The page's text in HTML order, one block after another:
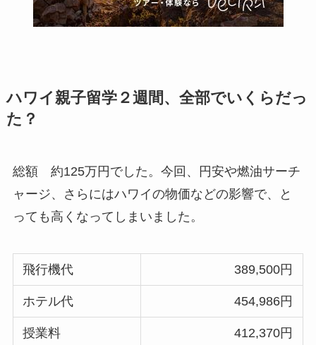
ハワイ親子留学２週間、全部でいくらだっ
た？
総額 約125万円でした。今回、円安や燃油サーチ
ャージ、さらにはハワイの物価などの影響で、と
っても高くなってしまいました。
飛行機代 389,500円
ホテル代 454,986円
授業料 412,370円